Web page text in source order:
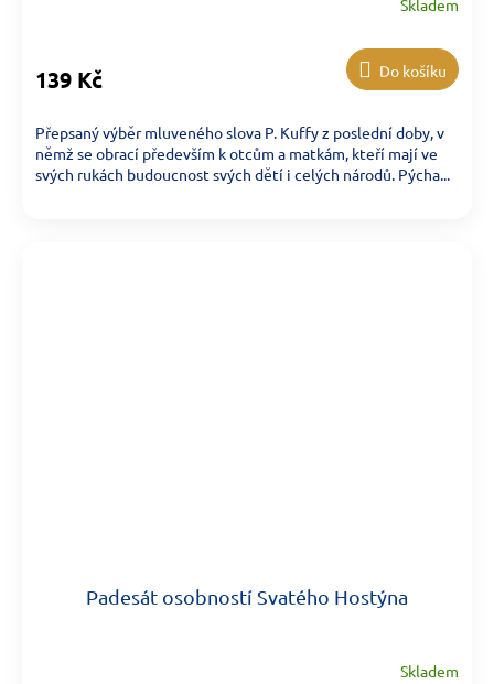
Skladem
139 Kč Do košíku
Přepsaný výběr mluveného slova P. Kuffy z poslední doby, v
němž se obrací především k otcům a matkám, kteří mají ve
svých rukách budoucnost svých dětí i celých národů. Pýcha...
Padesát osobností Svatého Hostýna
Skladem